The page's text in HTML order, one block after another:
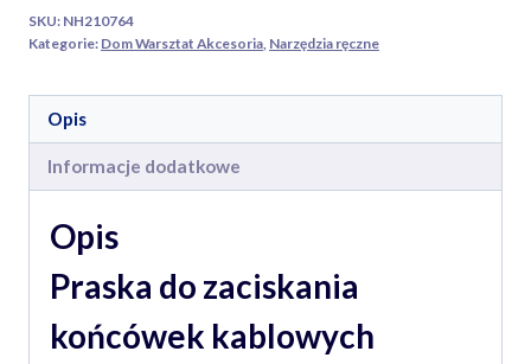
1,5-
mm
SKU: NH210764
Kategorie: Dom Warsztat Akcesoria Narzędzia ręczne
Opis
Informacje dodatkowe
Opis
Praska do zaciskania
końcówek kablowych